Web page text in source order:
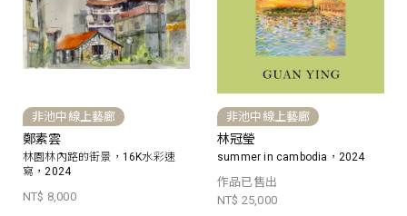
非池中線上藝廊
鄭素雲
林園林內路的街景，16K水彩速
寫，2024
NT$ 8,000
非池中線上藝廊
林冠瑩
summer in cambodia，2024
作品已售出
NT$ 25,000